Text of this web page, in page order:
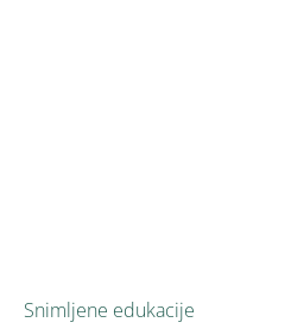
Snimljene edukacije